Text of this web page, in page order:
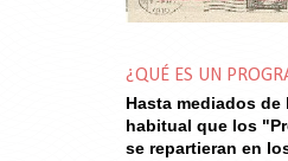
¿QUÉ ES UN
Hasta mediados de
habitual que los
se repartieran en